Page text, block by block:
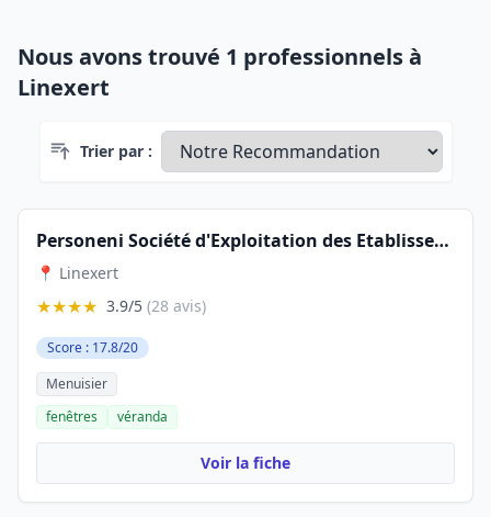
Nous avons trouvé 1 professionnels à
Linexert
Trier par :
Personeni Société d'Exploitation des Etablissements
📍 Linexert
★★★★ 3.9/5 (28 avis)
Score : 17.8/20
Menuisier
fenêtres
véranda
Voir la fiche